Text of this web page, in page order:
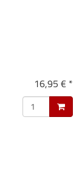
16,95 € *